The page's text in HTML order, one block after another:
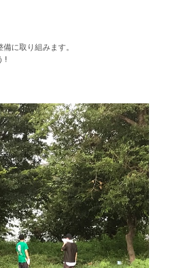
に取り組みます。
!